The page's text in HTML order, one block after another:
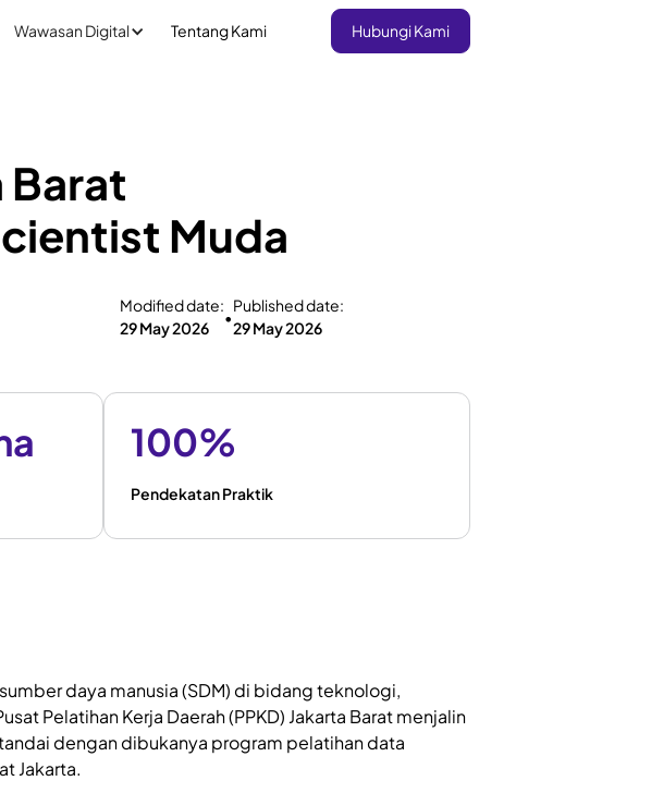
Wawasan Digital Tentang Kami Hubungi Kami
Barat
Muda
Modified date:
29 May 2026
•
Published date:
29 May 2026
100%
Pendekatan Praktik
daya manusia (SDM) di bidang teknologi,
Pelatihan Kerja Daerah (PPKD) Jakarta Barat menjalin
dengan dibukanya program pelatihan data
Jakarta.